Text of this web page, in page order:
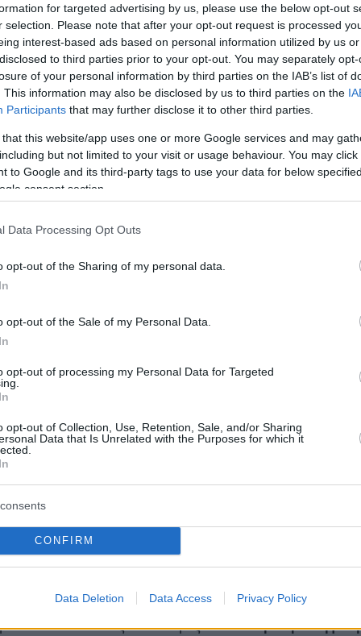
for targeted advertising by us, please use the below opt-out
selection. Please note that after your opt-out request is processed
interest-based ads based on personal information utilized by us
to third parties prior to your opt-out. You may separately
of your personal information by third parties on the IAB’s list of
This information may also be disclosed by us to third parties on the
Participants that may further disclose it to other third parties.
that this website/app uses one or more Google services and may
but not limited to your visit or usage behaviour. You may
to Google and its third-party tags to use your data for below
consent section.
Data Processing Opt Outs
opt-out of the Sharing of my personal data.
opt-out of the Sale of my Personal Data.
opt-out of processing my Personal Data for Targeted
opt-out of Collection, Use, Retention, Sale, and/or Sharing
Data that Is Unrelated with the Purposes for which it
CONFIRM
Data Deletion Data Access Privacy Policy
τον Μάριο Ντράγκι, τον χαρακτήρισε «έναν
», σημειώνοντας ότι για μια νεότερη
πηγή έμπνευσης για το τι σημαίνει να
το δημόσιο συμφέρον. Ιδιαίτερη αναφορά
του κατά την κρίση χρέους,
«Η ΕΚΤ είναι έτοιμη να κάνει ό,τι
να διατηρήσει το ευρώ»
την Ελλάδα εκείνη την περίοδο,
ευγνωμοσύνη τόσο στον Ντράγκι όσο και
Τρισέ και Ζακ Ντελόρ για τη στήριξή
των ευρωπαϊκών λαών », ανέφερε
περιέγραψε τις σύγχρονες ευρωπαϊκές
διάβρωση της ανταγωνιστικότητας, το
την αυξανόμενη εξάρτηση από τρίτες
ισχυρών στρατηγικών εφοδιαστικών
είπε, υπάρχει ο κίνδυνος η Ευρώπη να χάσει
της ρόλο.
να καινοτομεί, να επενδύει και να αναπτύσσει
ότι χωρίς αυτά «η στρατηγική